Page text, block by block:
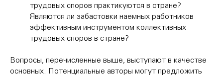
трудовых споров практикуются в стране?
Являются ли забастовки наемных работников
эффективным инструментом коллективных
трудовых споров в стране?
Вопросы, перечисленные выше, выступают в качестве
основных. Потенциальные авторы могут предложить